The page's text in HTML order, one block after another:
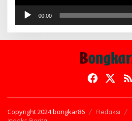
00:00
Copyright 2024 bongkar86 Redaksi